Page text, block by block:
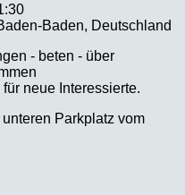
Baden, Deutschland
- beten - über
neue Interessierte.
Parkplatz vom